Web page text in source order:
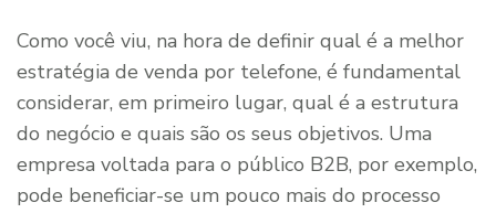
Como você viu, na hora de definir qual é a melhor
estratégia de venda por telefone, é fundamental
considerar, em primeiro lugar, qual é a estrutura
do negócio e quais são os seus objetivos. Uma
empresa voltada para o público B2B, por exemplo,
pode beneficiar-se um pouco mais do processo